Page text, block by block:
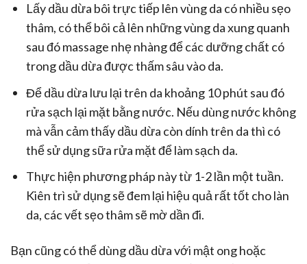
Lấy dầu dừa bôi trực tiếp lên vùng da có nhiều sẹo
thâm, có thể bôi cả lên những vùng da xung quanh
sau đó massage nhẹ nhàng để các dưỡng chất có
trong dầu dừa được thấm sâu vào da.
Để dầu dừa lưu lại trên da khoảng 10 phút sau đó
rửa sạch lại mặt bằng nước. Nếu dùng nước không
mà vẫn cảm thấy dầu dừa còn dính trên da thì có
thể sử dụng sữa rửa mặt để làm sạch da.
Thực hiện phương pháp này từ 1-2 lần một tuần.
Kiên trì sử dụng sẽ đem lại hiệu quả rất tốt cho làn
da, các vết sẹo thâm sẽ mờ dần đi.
Bạn cũng có thể dùng dầu dừa với mật ong hoặc